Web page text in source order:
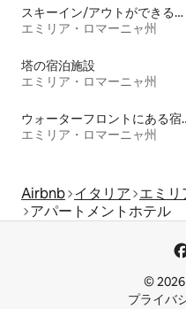
スキーイン/アウトができる宿泊先
エミリア・ロマーニャ州
塔の宿泊施設
エミリア・ロマーニャ州
ウォータ
エミリア・ロマーニャ州
Airbnb イタリア エミリ
アパートメントホテル
©
プライバ